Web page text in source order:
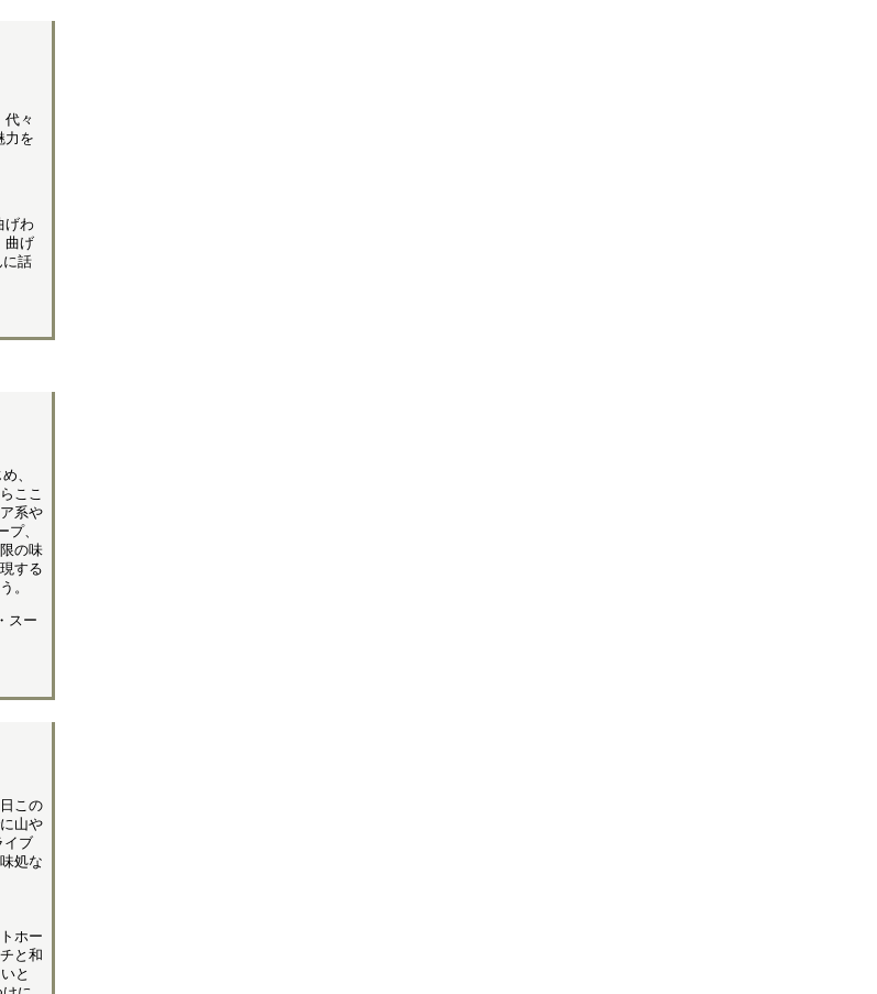
々
力を
げわ
曲げ
に話
、
ここ
系や
、
の味
する
。
スー
この
山や
イブ
処な
ホー
と和
と